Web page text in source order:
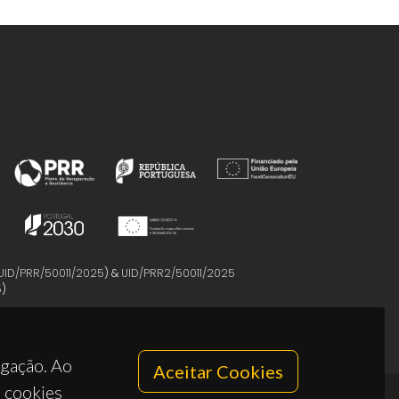
Ao
cookies
Aceitar Cookies
PRR/50011/2025) & UID/PRR2/50011/2025
)